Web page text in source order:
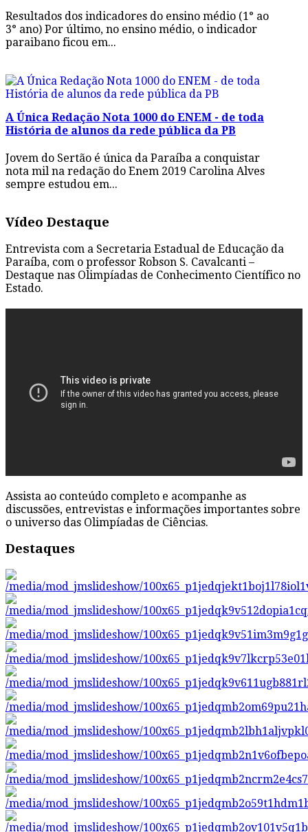
Resultados dos indicadores do ensino médio (1° ao
3° ano) Por último, no ensino médio, o indicador
paraibano ficou em...
A Única Redação Nota 1000 do ENEM - de toda
História de alunos da rede pública da PB
Jovem do Sertão é única da Paraíba a conquistar
nota mil na redação do Enem 2019 Carolina Alves
sempre estudou em...
Vídeo Destaque
Entrevista com a Secretaria Estadual de Educação da
Paraíba, com o professor Robson S. Cavalcanti –
Destaque nas Olimpíadas de Conhecimento Científico no
Estado.
Assista ao conteúdo completo e acompanhe as
discussões, entrevistas e informações importantes sobre
o universo das Olimpíadas de Ciências.
Destaques